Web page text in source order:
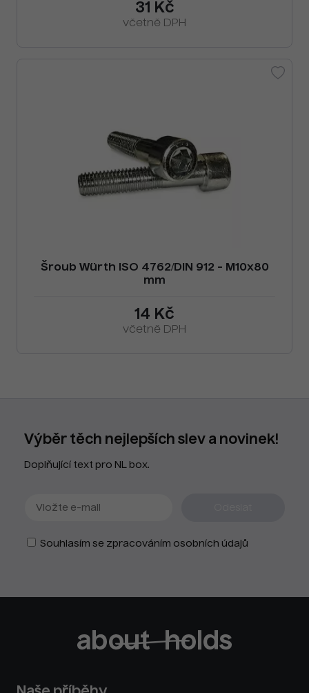
31 Kč
včetně DPH
Šroub Würth ISO 4762/DIN 912 - M10x80
mm
14 Kč
včetně DPH
Výběr těch nejlepších slev a novinek!
Doplňující text pro NL box.
Souhlasím se zpracováním osobních údajů